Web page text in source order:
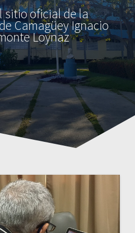
sitio oficial de la
Camagüey Ignacio
Loynaz